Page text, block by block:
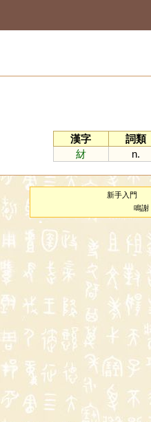
漢字
詞類
䊷
n.
新手入門
鳴謝